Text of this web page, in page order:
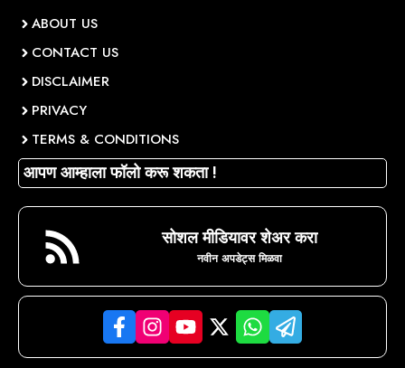
ABOUT US
CONTACT US
DISCLAIMER
PRIVACY
TERMS & CONDITIONS
आपण आम्हाला फॉलो करू शकता !
सोशल मीडियावर शेअर करा
नवीन अपडेट्स मिळवा